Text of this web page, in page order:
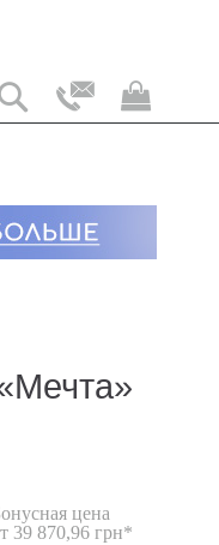
Моя
цена
39 870,96 грн*